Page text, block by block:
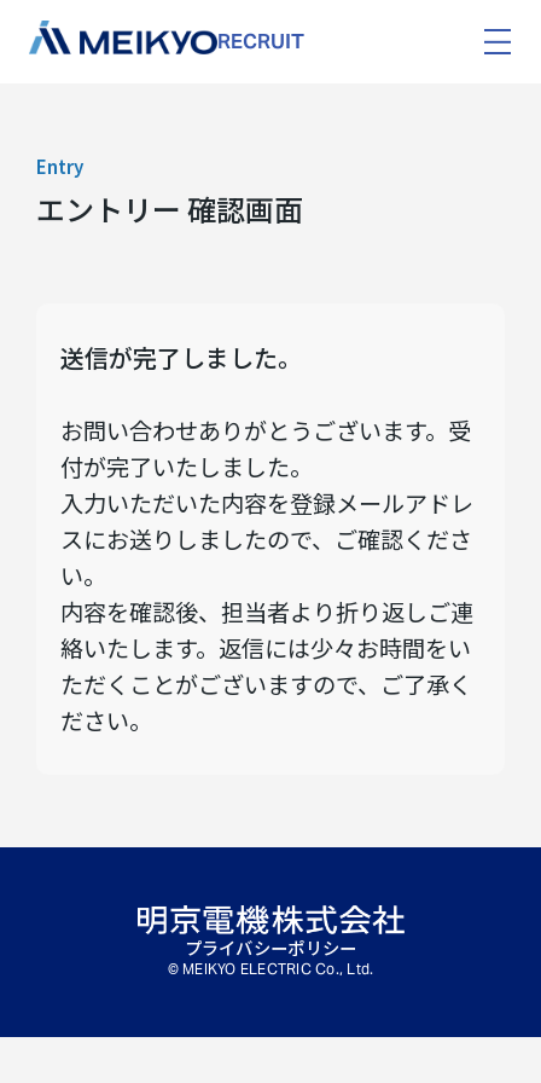
RECRUIT
Entry
エントリー 確認画面
送信が完了しました。
お問い合わせありがとうございます。受
付が完了いたしました。
入力いただいた内容を登録メールアドレ
スにお送りしましたので、ご確認くださ
い。
内容を確認後、担当者より折り返しご連
絡いたします。返信には少々お時間をい
ただくことがございますので、ご了承く
ださい。
プライバシーポリシー
© MEIKYO ELECTRIC Co., Ltd.